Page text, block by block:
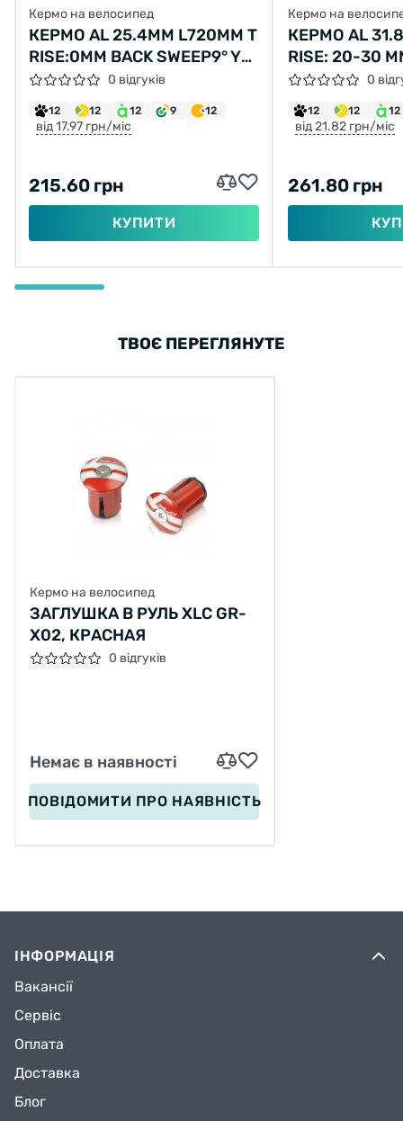
Кермо на велосипед
КЕРМО AL 25.4ММ L720ММ Т
RISE:0ММ BACK SWEEP9° YL-
001/HF610L (ЧЕРН.)
0 відгуків
12 12 12 9 12
від 17.97 грн/міс
215.60 грн
КУПИТИ
Кермо на
КЕРМО AL
RISE: 20-30
9° YL-0040
12 12 12
від 21.82 грн/міс
261.80 грн
ТВОЄ ПЕРЕГЛЯНУТЕ
Кермо на велосипед
ЗАГЛУШКА В РУЛЬ XLC GR-
X02, КРАСНАЯ
0 відгуків
Немає в наявності
ПОВІДОМИТИ ПРО НАЯВНІСТЬ
ІНФОРМАЦІЯ
Вакансії
Сервіс
Оплата
Доставка
Блог